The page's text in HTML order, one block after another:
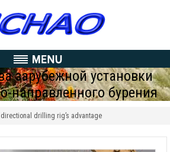
зарубежной установки
направленного бурения
drilling rig’s advantage